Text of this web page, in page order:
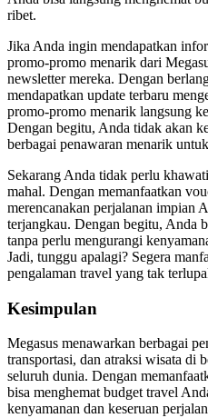
ribet.
Jika Anda ingin mendapatkan
promo-promo menarik dari
newsletter mereka. Dengan
mendapatkan update terbaru
promo-promo menarik langsung
Dengan begitu, Anda tidak akan
berbagai penawaran menarik
Sekarang Anda tidak perlu
mahal. Dengan memanfaatkan
merencanakan perjalanan impian
terjangkau. Dengan begitu, Anda
tanpa perlu mengurangi
Jadi, tunggu apalagi? Segera
pengalaman travel yang tak
Kesimpulan
Megasus menawarkan berbagai
transportasi, dan atraksi wisata di
seluruh dunia. Dengan
bisa menghemat budget travel
kenyamanan dan keseruan